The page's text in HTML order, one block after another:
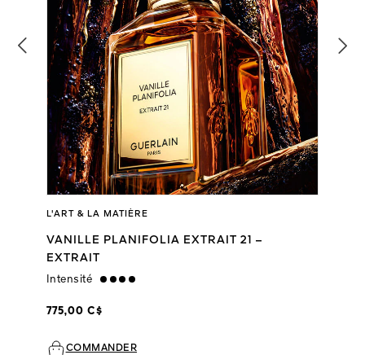
L'ART & LA MATIÈRE
VANILLE PLANIFOLIA EXTRAIT 21 –
EXTRAIT
Intensité strong
775,00 C$
COMMANDER